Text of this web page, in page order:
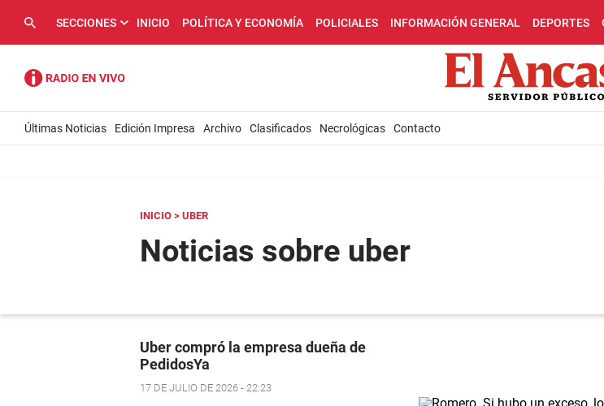
SECCIONES INICIO POLÍTICA Y ECONOMÍA POLICIALES INFORMACIÓN GENERAL DEPORTES
Últimas Noticias Edición Impresa Archivo Clasificados Necrológicas Contacto
INICIO > UBER
Noticias sobre uber
Uber compró la empresa dueña de
PedidosYa
17 DE JULIO DE 2026 - 22:23